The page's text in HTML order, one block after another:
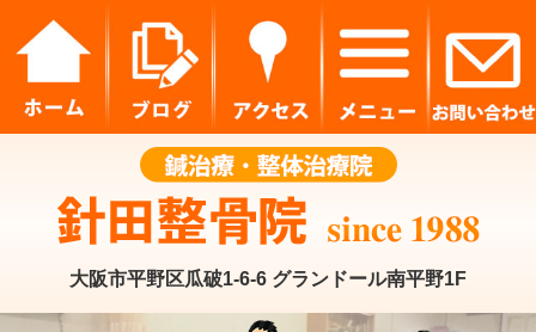
大阪市平野区瓜破1-6-6 グランドール南平野1F